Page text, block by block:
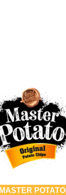
MASTER POTATO